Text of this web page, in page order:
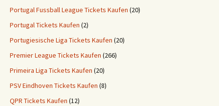
Portugal Fussball League Tickets Kaufen (20)
Portugal Tickets Kaufen (2)
Portugiesische Liga Tickets Kaufen (20)
Premier League Tickets Kaufen (266)
Primeira Liga Tickets Kaufen (20)
PSV Eindhoven Tickets Kaufen (8)
QPR Tickets Kaufen (12)